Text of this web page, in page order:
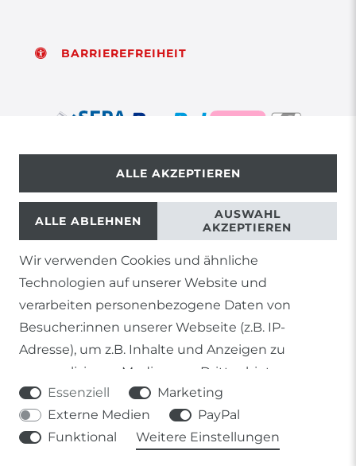
BARRIEREFREIHEIT
© Copyright 2026 | Alle Rechte vorbehalten.
1) Gilt nicht für Sendungen mit Futterinsekten,
Lebendpflanzen, Frostfutter oder lebende Tiere, sowie
Lieferungen per Spedition
2) gilt für sofort lieferbare Artikel und Produkte die keine
gesonderte Versandregelung besitzen.
Prozentangaben von Sonderangeboten auf die Ersparnis
gegenüber der UVP des Herstellers.
Wir verwenden Cookies und ähnliche
Technologien auf unserer Website und
verarbeiten personenbezogene Daten von
Besucher:innen unserer Webseite (z.B. IP-
Adresse), um z.B. Inhalte und Anzeigen zu
personalisieren, Medien von Drittanbietern
einzubinden oder Zugriffe auf unsere Website zu
analysieren. Die Datenverarbeitung erfolgt erst
durch gesetzte Cookies. Wir teilen diese Daten
Essenziell
Marketing
Externe Medien
PayPal
Funktional
Weitere Einstellungen
ALLE AKZEPTIEREN
ALLE ABLEHNEN
AUSWAHL
AKZEPTIEREN